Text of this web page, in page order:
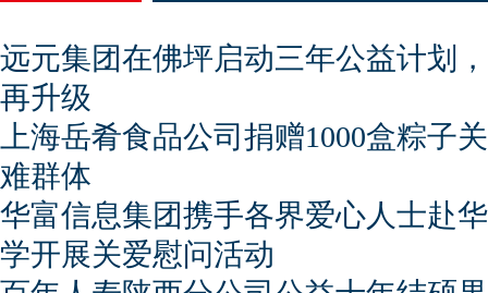
远元集团在佛坪启动三年公益计划
再升级
上海岳肴食品公司捐赠1000盒粽子
难群体
华富信息集团携手各界爱心人士赴
学开展关爱慰问活动